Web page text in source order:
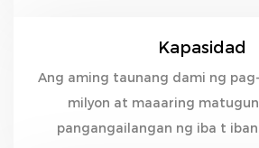
Kapasidad
Ang aming taunang dami ng
milyon at maaaring
pangangailangan ng iba t